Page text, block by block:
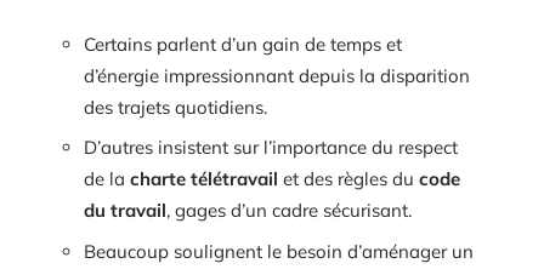
Certains parlent d’un gain de temps et
d’énergie impressionnant depuis la disparition
des trajets quotidiens.
D’autres insistent sur l’importance du respect
de la charte télétravail et des règles du code
du travail, gages d’un cadre sécurisant.
Beaucoup soulignent le besoin d’aménager un